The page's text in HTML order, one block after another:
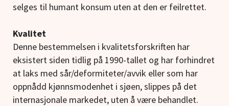
selges til humant konsum uten at den er feilrettet.
Kvalitet
Denne bestemmelsen i kvalitetsforskriften har
eksistert siden tidlig på 1990-tallet og har forhindret
at laks med sår/deformiteter/avvik eller som har
oppnådd kjønnsmodenhet i sjøen, slippes på det
internasjonale markedet, uten å være behandlet.